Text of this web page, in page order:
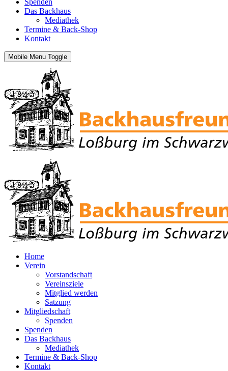
Spenden
Das Backhaus
Mediathek
Termine & Back-Shop
Kontakt
Mobile Menu Toggle
Home
Verein
Vorstandschaft
Vereinsziele
Mitglied werden
Satzung
Mitgliedschaft
Spenden
Spenden
Das Backhaus
Mediathek
Termine & Back-Shop
Kontakt